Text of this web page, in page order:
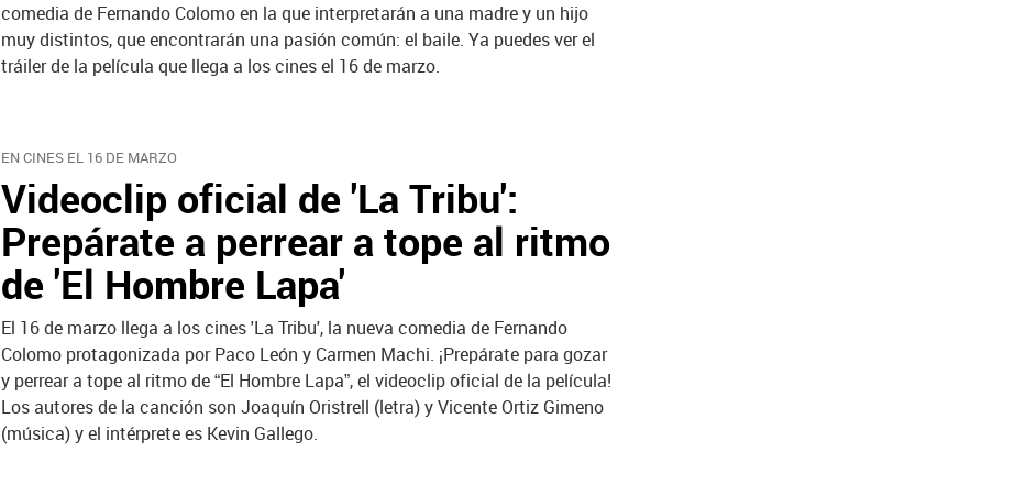
comedia de Fernando Colomo en la que interpretarán a una madre y un hijo
muy distintos, que encontrarán una pasión común: el baile. Ya puedes ver el
tráiler de la película que llega a los cines el 16 de marzo.
EN CINES EL 16 DE MARZO
Videoclip oficial de 'La Tribu':
Prepárate a perrear a tope al ritmo
de 'El Hombre Lapa'
El 16 de marzo llega a los cines 'La Tribu', la nueva comedia de Fernando
Colomo protagonizada por Paco León y Carmen Machi. ¡Prepárate para gozar
y perrear a tope al ritmo de “El Hombre Lapa”, el videoclip oficial de la película!
Los autores de la canción son Joaquín Oristrell (letra) y Vicente Ortiz Gimeno
(música) y el intérprete es Kevin Gallego.